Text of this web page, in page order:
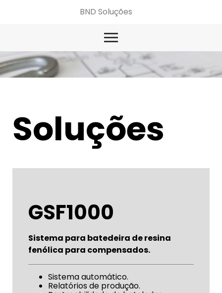
BND Soluções
Soluções
GSF1000
Sistema para batedeira de resina
fenólica para compensados.
Sistema automático.
Relatórios de produção.